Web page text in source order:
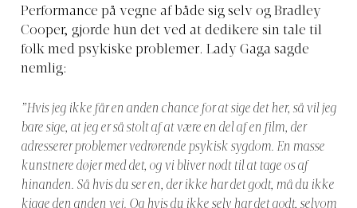
Performance på vegne af både sig selv og Bradley
Cooper, gjorde hun det ved at dedikere sin tale til
folk med psykiske problemer. Lady Gaga sagde
nemlig:
”Hvis jeg ikke får en anden chance for at sige det her, så vil jeg
bare sige, at jeg er så stolt af at være en del af en film, der
adresserer problemer vedrørende psykisk sygdom. En masse
kunstnere døjer med det, og vi bliver nødt til at tage os af
hinanden. Så hvis du ser en, der ikke har det godt, må du ikke
kigge den anden vej. Og hvis du ikke selv har det godt, selvom